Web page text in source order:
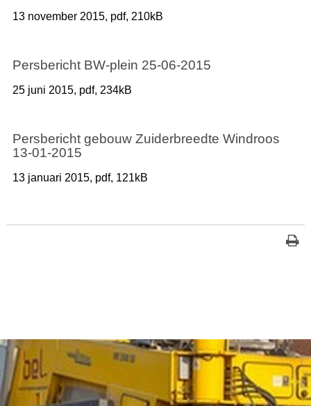
13 november 2015, pdf, 210kB
Persbericht BW-plein 25-06-2015
25 juni 2015, pdf, 234kB
Persbericht gebouw Zuiderbreedte Windroos
13-01-2015
13 januari 2015, pdf, 121kB